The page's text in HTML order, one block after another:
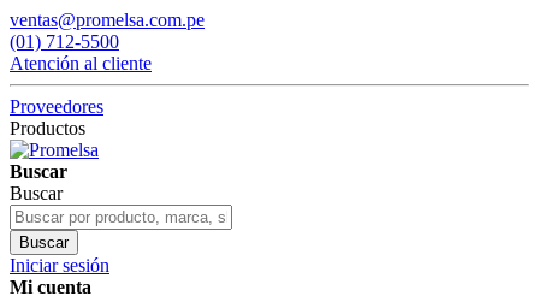
ventas@promelsa.com.pe
(01) 712-5500
Atención al cliente
Proveedores
Productos
Buscar
Buscar
Buscar
Iniciar sesión
Mi cuenta